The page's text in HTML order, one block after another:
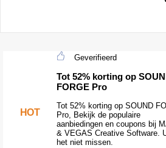
HOT
Geverifieerd
Tot 52% korting op
FORGE Pro
Tot 52% korting op SOUND
Pro, Bekijk de populaire
aanbiedingen en coupons bij
& VEGAS Creative Software.
het niet missen.